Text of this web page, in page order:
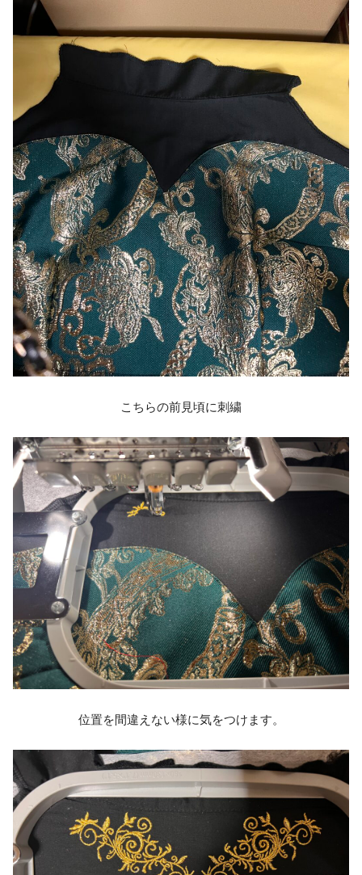
こちらの前見頃に刺繍
位置を間違えない様に気をつけます。